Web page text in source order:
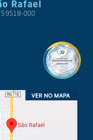
Rafael
59518-000